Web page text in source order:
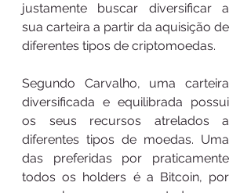
justamente buscar diversificar a
sua carteira a partir da aquisição de
diferentes tipos de criptomoedas.
Segundo Carvalho, uma carteira
diversificada e equilibrada possui
os seus recursos atrelados a
diferentes tipos de moedas. Uma
das preferidas por praticamente
todos os holders é a Bitcoin, por